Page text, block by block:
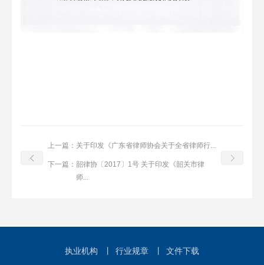
上一篇： 关于印发《广东省律师协会关于全省律师行...
下一篇： 韶律协〔2017〕1号 关于印发《韶关市律
师...
执业机构 行业规章 文件下载